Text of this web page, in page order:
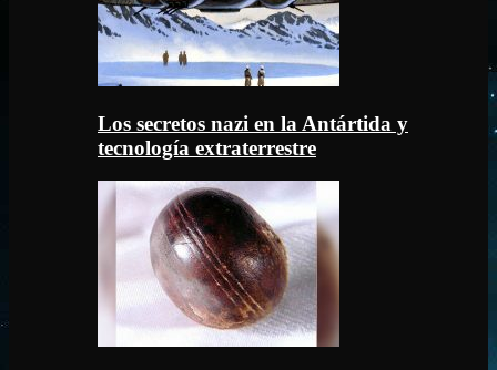
Los secretos nazi en la Antártida y
tecnología extraterrestre